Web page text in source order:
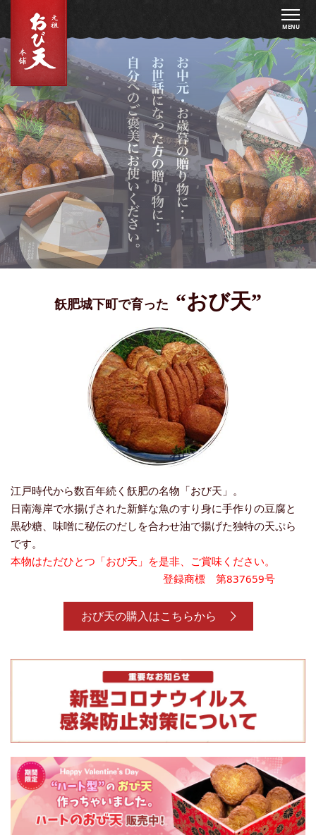
MENU
飫肥城下町で育った “おび天”
江戸時代から数百年続く飫肥の名物「おび天」。
日南海岸で水揚げされた新鮮な魚のすり身に手作りの豆腐と
黒砂糖、 味噌に秘伝のだしを合わせ油で揚げた独特の天ぷら
です。
本物はただひとつ「おび天」を是非、ご賞味ください。
登録商標 第837659号
おび天の購入はこちらから